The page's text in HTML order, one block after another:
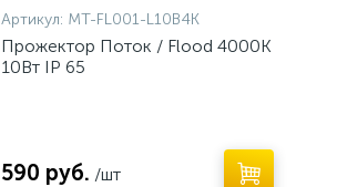
Артикул: MT-FL001-L10B4K
Прожектор Поток / Flood 4000К
10Вт IP 65
590 руб. /шт